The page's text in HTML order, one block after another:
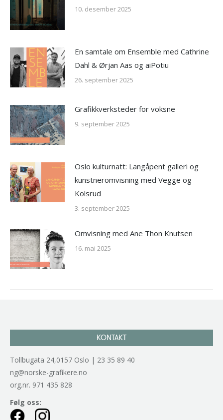
10. desember 2025
En samtale om Ensemble med Cathrine
Dahl & Ørjan Aas og aiPotiu
26. september 2025
Grafikkverksteder for voksne
9. september 2025
Oslo kulturnatt: Langåpent galleri og
kunstneromvisning med Vegge og
Kolsrud
3. september 2025
Omvisning med Ane Thon Knutsen
16. mai 2025
KONTAKT
Tollbugata 24,0157 Oslo | 23 35 89 40
ng@norske-grafikere.no
org.nr. 971 435 828
Følg oss: